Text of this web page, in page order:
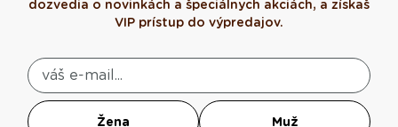
dozvedia o novinkách a špeciálnych akciách, a získaš
VIP prístup do výpredajov.
Žena Muž